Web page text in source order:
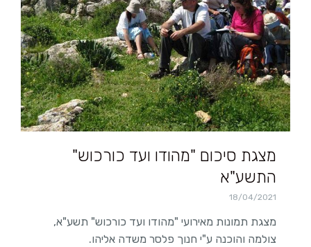
מצגת סיכום "מהודו ועד כורכוש"
התשע"א
18/04/2021
מצגת תמונות מאירועי "מהודו ועד כורכוש" תשע"א,
צולמה והוכנה ע"י חנוך פלסר משדה אליהו.